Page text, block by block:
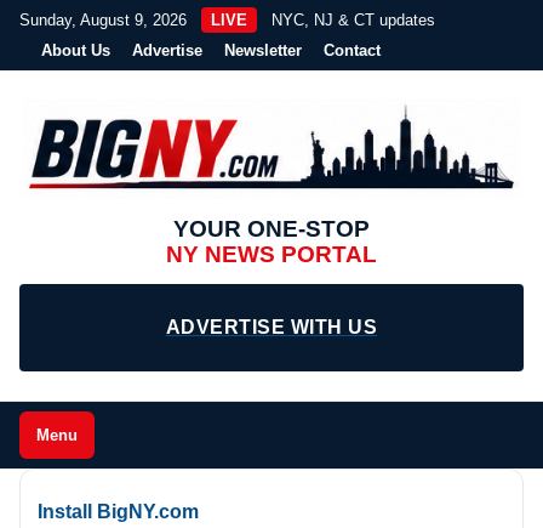
Sunday, August 9, 2026 LIVE
NYC, NJ & CT updates
About Us
Advertise Newsletter Contact
YOUR ONE-STOP
NY NEWS PORTAL
ADVERTISE WITH US
Menu
Install BigNY.com